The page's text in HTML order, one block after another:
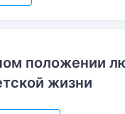
положении
жизни